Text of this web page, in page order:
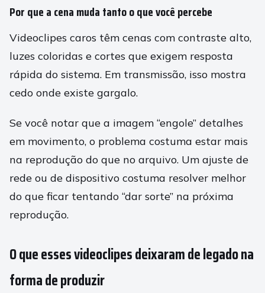
Por que a cena muda tanto o que você percebe
Videoclipes caros têm cenas com contraste alto,
luzes coloridas e cortes que exigem resposta
rápida do sistema. Em transmissão, isso mostra
cedo onde existe gargalo.
Se você notar que a imagem “engole” detalhes
em movimento, o problema costuma estar mais
na reprodução do que no arquivo. Um ajuste de
rede ou de dispositivo costuma resolver melhor
do que ficar tentando “dar sorte” na próxima
reprodução.
O que esses videoclipes deixaram de legado na
forma de produzir